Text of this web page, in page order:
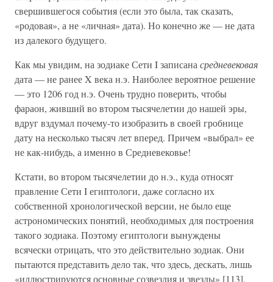
свершившегося события (если это была, так сказать,
«родовая», а не «личная» дата). Но конечно же — не дата
из далекого будущего.
Как мы увидим, на зодиаке Сети I записана средневековая
дата — не ранее X века н.э. Наиболее вероятное решение
— это 1206 год н.э. Очень трудно поверить, чтобы
фараон, живший во втором тысячелетии до нашей эры,
вдруг вздумал почему-то изобразить в своей гробнице
дату на несколько тысяч лет вперед. Причем «выбрал» ее
не как-нибудь, а именно в Средневековье!
Кстати, во втором тысячелетии до н.э., куда относят
правление Сети I египтологи, даже согласно их
собственной хронологической версии, не было еще
астрономических понятий, необходимых для построения
такого зодиака. Поэтому египтологи вынуждены
всячески отрицать, что это действительно зодиак. Они
пытаются представить дело так, что здесь, дескать, лишь
«иллюстрируются основные созвездия и звезды» [113],